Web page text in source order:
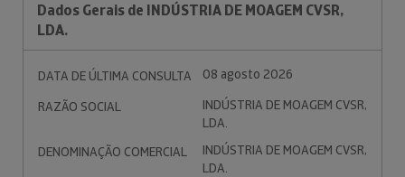
Dados Gerais de INDÚSTRIA DE MOAGEM CVSR,
LDA.
DATA DE ÚLTIMA CONSULTA
08 agosto 2026
RAZÃO SOCIAL
INDÚSTRIA DE MOAGEM CVSR,
LDA.
DENOMINAÇÃO COMERCIAL
INDÚSTRIA DE MOAGEM CVSR,
LDA.